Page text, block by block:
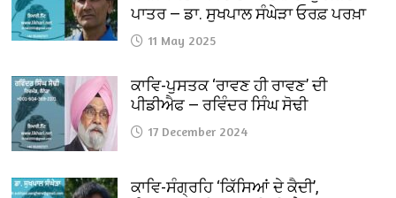
ਪਾਤਰ — ਡਾ. ਸੁਖਪਾਲ ਸੰਘੇੜਾ ਓਰਫ਼ ਪਰਖ਼ਾ
11 May 2025
ਕਾਵਿ-ਪੁਸਤਕ ‘ਰਾਵਣ ਹੀ ਰਾਵਣ’ ਦੀ
ਪੀਡੀਐਫ — ਰਵਿੰਦਰ ਸਿੰਘ ਸੋਢੀ
17 December 2024
ਕਾਵਿ-ਸੰਗ੍ਰਹਿ ‘ਕਿੱਸਿਆਂ ਦੇ ਕੈਦੀ’,